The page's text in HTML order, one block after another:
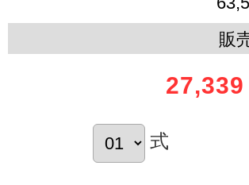
販
27,339
式